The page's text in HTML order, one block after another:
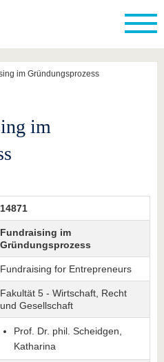
im Gründungsprozess
im
14871
Fundraising im
Gründungsprozess
Fundraising for Entrepreneurs
Fakultät 5 - Wirtschaft, Recht
und Gesellschaft
Prof. Dr. phil. Scheidgen,
Katharina